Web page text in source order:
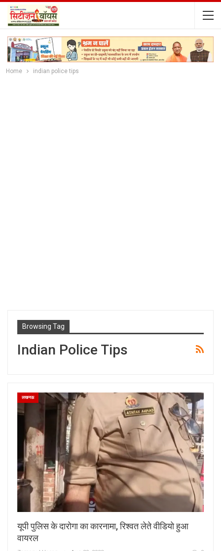
Home indian police tips
Browsing Tag
Indian Police Tips
लखनऊ
यूपी पुलिस के दारोगा का कारनामा, रिश्वत लेते वीडियो हुआ
वायरल